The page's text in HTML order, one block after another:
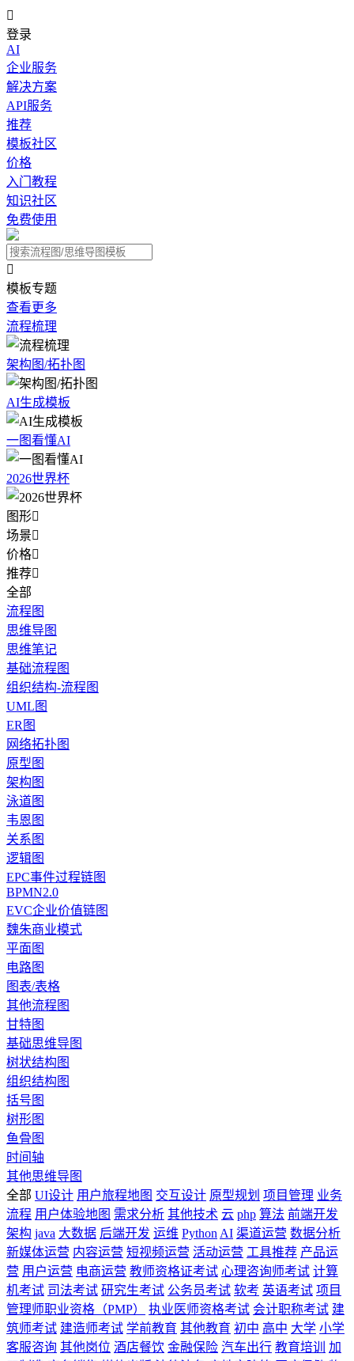

登录
AI
企业服务
解决方案
API服务
推荐
模板社区
价格
入门教程
知识社区
免费使用

模板专题
查看更多
流程梳理
架构图/拓扑图
AI生成模板
一图看懂AI
2026世界杯
图形
场景
价格
推荐
全部
流程图
思维导图
思维笔记
基础流程图
组织结构-流程图
UML图
ER图
网络拓扑图
原型图
架构图
泳道图
韦恩图
关系图
逻辑图
EPC事件过程链图
BPMN2.0
EVC企业价值链图
魏朱商业模式
平面图
电路图
图表/表格
其他流程图
甘特图
基础思维导图
树状结构图
组织结构图
括号图
树形图
鱼骨图
时间轴
其他思维导图
全部 UI设计 用户旅程地图 交互设计 原型规划 项目管理 业务
流程 用户体验地图 需求分析 其他技术 云 php 算法 前端开发
架构 java 大数据 后端开发 运维 Python AI 渠道运营 数据分析
新媒体运营 内容运营 短视频运营 活动运营 工具推荐 产品运
营 用户运营 电商运营 教师资格证考试 心理咨询师考试 计算
机考试 司法考试 研究生考试 公务员考试 软考 英语考试 项目
管理师职业资格（PMP）
执业医师资格考试 会计职称考试 建
筑师考试 建造师考试 学前教育 其他教育 初中 高中 大学 小学
客服咨询 其他岗位 酒店餐饮 金融保险 汽车出行 教育培训
加